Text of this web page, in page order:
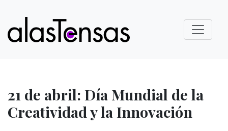
21 de abril: Día Mundial de la
Creatividad y la Innovación